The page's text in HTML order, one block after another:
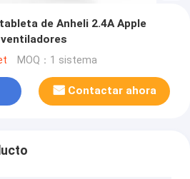
de Anheli 2.4A Apple
MOQ：1 sistema
Contactar ahora